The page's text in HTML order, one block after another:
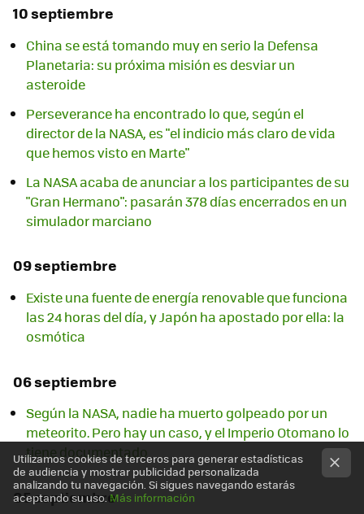
10 septiembre
China se está tomando muy en serio la Defensa
Planetaria: su próxima misión es desviar un
asteroide
Perseverance ha encontrado lo que, según el
director de la NASA, es "el indicio más claro de vida
que hemos visto en Marte"
La NASA acaba de anunciar a los participantes de su
"Gran Hermano": pasarán 378 días encerrados en un
simulador marciano
09 septiembre
Existe una fuente de energía renovable que funciona
las 24 horas del día, y Japón ha apostado por ella: la
osmótica
06 septiembre
Según la NASA, nadie ha muerto golpeado por un
meteorito. Pero hay un caso, y el Imperio Otomano lo
tiene documentado
05 septiembre
Utilizamos cookies de terceros para generar estadísticas
de audiencia y mostrar publicidad personalizada
analizando tu navegación. Si sigues navegando estarás
aceptando su uso.Más información